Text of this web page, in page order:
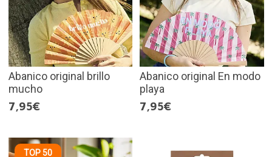
Abanico original brillo
mucho
7,95€
Abanico original En modo
playa
7,95€
TOP 50